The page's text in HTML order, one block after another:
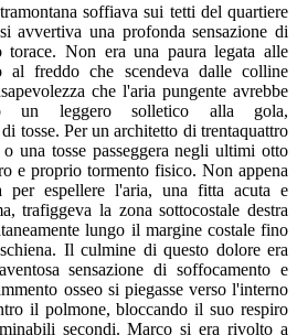
soffiava sui tetti del quartiere
avvertiva una profonda sensazione di
torace. Non era una paura legata alle
al freddo che scendeva dalle colline
che l'aria pungente avrebbe
un leggero solletico alla gola,
tosse. Per un architetto di trentaquattro
una tosse passeggera negli ultimi otto
e proprio tormento fisico. Non appena
per espellere l'aria, una fitta acuta e
trafiggeva la zona sottocostale destra
lungo il margine costale fino
Il culmine di questo dolore era
sensazione di soffocamento e
osseo si piegasse verso l'interno
il polmone, bloccando il suo respiro
secondi. Marco si era rivolto a